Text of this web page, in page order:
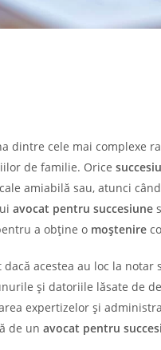
dintre cele mai complexe
de familie. Orice
amiabilă sau, atunci
avocat pentru succesiune
a obține o moștenire
acestea au loc la notar
și datoriile lăsate de
expertizelor și
de un avocat pentru